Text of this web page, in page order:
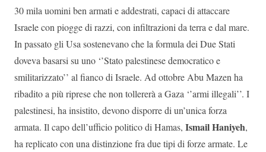
30 mila uomini ben armati e addestrati, capaci di attaccare
Israele con piogge di razzi, con infiltrazioni da terra e dal mare.
In passato gli Usa sostenevano che la formula dei Due Stati
doveva basarsi su uno ‘’Stato palestinese democratico e
smilitarizzato’’ al fianco di Israele. Ad ottobre Abu Mazen ha
ribadito a più riprese che non tollererà a Gaza ‘’armi illegali’’. I
palestinesi, ha insistito, devono disporre di un’unica forza
armata. Il capo dell’ufficio politico di Hamas, Ismail Haniyeh,
ha replicato con una distinzione fra due tipi di forze armate. Le